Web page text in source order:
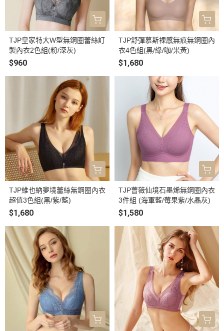
TJP皇家特大W型無鋼圈蕾絲訂
製內衣2色組(粉/深灰)
$960
TJP舒彈慕斯裸感無痕無鋼圈內
衣4色組(黑/綠/咖/米黃)
$1,680
TJP維也納夢境蕾絲無鋼圈內衣
超值3色組(黑/紫/藍)
$1,680
TJP薔薇仙境石墨烯無鋼圈內衣
3件組 (海軍藍/莓果紫/水晶灰)
$1,580